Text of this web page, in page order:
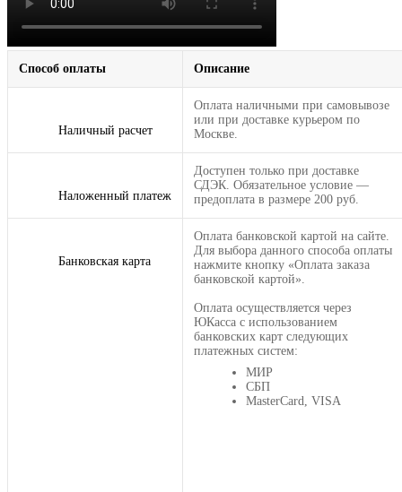
Способ оплаты Описание
Наличный расчет
Оплата наличными при самовывозе
или при доставке курьером по
Москве.
Наложенный платеж
Доступен только при доставке
СДЭК. Обязательное условие —
предоплата в размере 200 руб.
Банковская карта
Оплата банковской картой на сайте.
Для выбора данного способа оплаты
нажмите кнопку «Оплата заказа
банковской картой».
Оплата осуществляется через
ЮКасса с использованием
банковских карт следующих
платежных систем:
МИР
СБП
MasterCard, VISA